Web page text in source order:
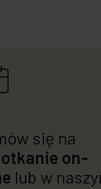
się na
on-
lub w